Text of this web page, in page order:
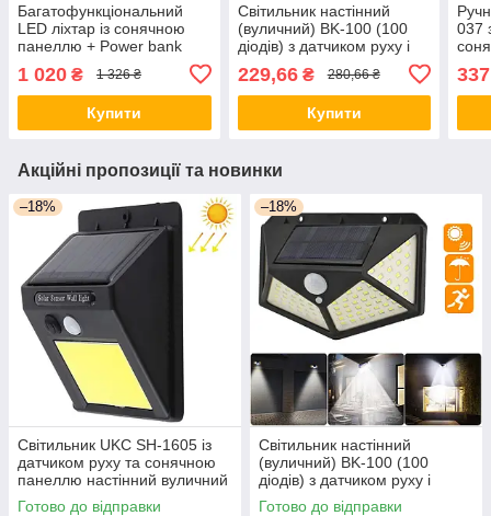
Багатофункціональний
LED ліхтар із сонячною
панеллю + Power bank
1 020 ₴ 1 326 ₴
Купити
Світильник настінний
(вуличний) BK-100 (100
діодів) з датчиком руху і
сонячною панеллю (7317)
229,66₴ 280,66 ₴
Купити
037
Акційні пропозиції та новинки
–18%
Світильник UKC SH-1605 із
датчиком руху та сонячною
панеллю настінний вуличний
350 люмен (4514)
Готово до відправки
–18%
Світильник настінний
(вуличний) BK-100 (100
діодів) з датчиком руху і
сонячною панеллю (7317)
Готово до відправки